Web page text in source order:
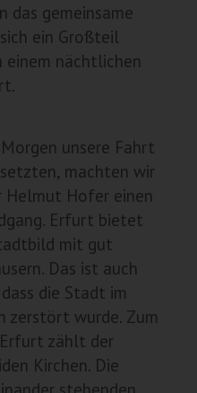
das gemeinsame
ein Großteil
einem nächtlichen
unsere Fahrt
machten wir
Helmut Hofer einen
Erfurt bietet
mit gut
Das ist auch
die Stadt im
zerstört wurde. Zum
zählt der
Kirchen. Die